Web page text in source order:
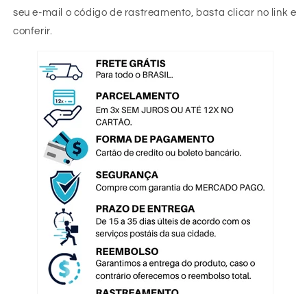
seu e-mail o código de rastreamento, basta clicar no link e
conferir.